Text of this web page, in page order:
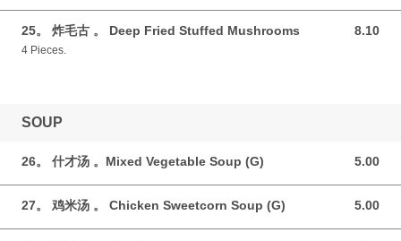
25。 炸毛古 。 Deep Fried Stuffed Mushrooms 8.10
8.10 GBP
4 Pieces.
SOUP
26。 什才汤 。Mixed Vegetable Soup (G) 5.00
5.00 GBP
27。 鸡米汤 。 Chicken Sweetcorn Soup (G) 5.00
5.00 GBP